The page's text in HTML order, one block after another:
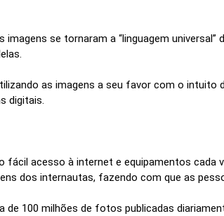
imagens se tornaram a “linguagem
as imagens a seu favor com o intuito
digitais.
fácil acesso à internet e equipamentos
dos internautas, fazendo com que as
de 100 milhões de fotos publicadas